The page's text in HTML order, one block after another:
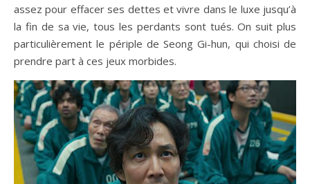
assez pour effacer ses dettes et vivre dans le luxe jusqu’à
la fin de sa vie, tous les perdants sont tués. On suit plus
particulièrement le périple de Seong Gi-hun, qui choisi de
prendre part à ces jeux morbides.